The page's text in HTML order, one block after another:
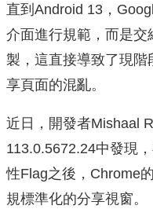
直到Android 13，
介面進行規範，而是
製，這直接導致了現
享頁面的混亂。
近日，開發者Mishaal
113.0.5672.24中發現
性Flag之後，Chrome
規標準化的分享視窗。